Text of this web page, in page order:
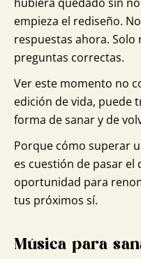
empieza el rediseño.
respuestas ahora. Solo
preguntas correctas.
Ver este momento no
edición de vida,
forma de sanar y de
Porque cómo superar
es cuestión de pasar
oportunidad para
tus próximos sí.
Música para